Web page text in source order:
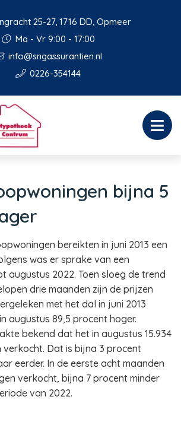
25-27, 1716 DD, Opmeer
Ma - Vr 9:00 - 17:00
info@sngassurantien.nl
0226-354144
bijna 5
bereikten in juni 2013 een
was er sprake van een
augustus 2022. Toen sloeg de trend
drie maanden zijn de prijzen
met het dal in juni 2013
augustus 89,5 procent hoger.
bekend dat het in augustus 15.934
verkocht. Dat is bijna 3 procent
eerder. In de eerste acht maanden
verkocht, bijna 7 procent minder
van 2022.